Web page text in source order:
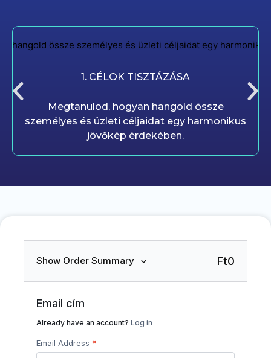
1. CÉLOK TISZTÁZÁSA
Megtanulod, hogyan hangold össze
személyes és üzleti céljaidat egy harmonikus
jövőkép érdekében.
Show Order Summary Ft0
Email cím
Already have an account? Log in
Email Address *